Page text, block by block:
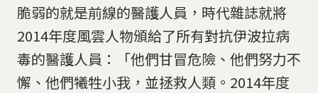
脆弱的就是前線的醫護人員，時代雜誌就將
2014年度風雲人物頒給了所有對抗伊波拉病
毒的醫護人員：「他們甘冒危險、他們努力不
懈、他們犧牲小我，並拯救人類。2014年度